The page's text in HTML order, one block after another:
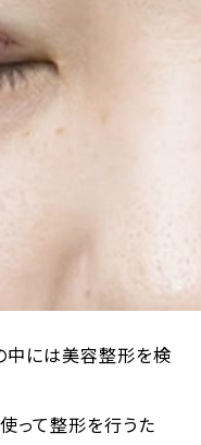
中には美容整形を検
って整形を行うた